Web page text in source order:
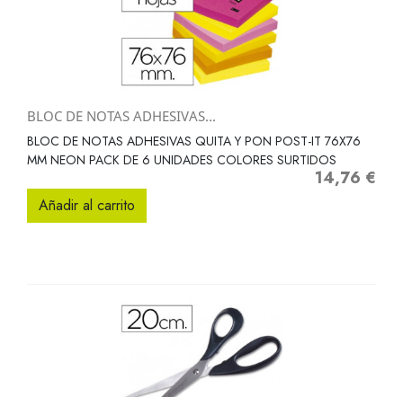
BLOC DE NOTAS ADHESIVAS...
BLOC DE NOTAS ADHESIVAS QUITA Y PON POST-IT 76X76
MM NEON PACK DE 6 UNIDADES COLORES SURTIDOS
Precio
14,76 €
Añadir al carrito